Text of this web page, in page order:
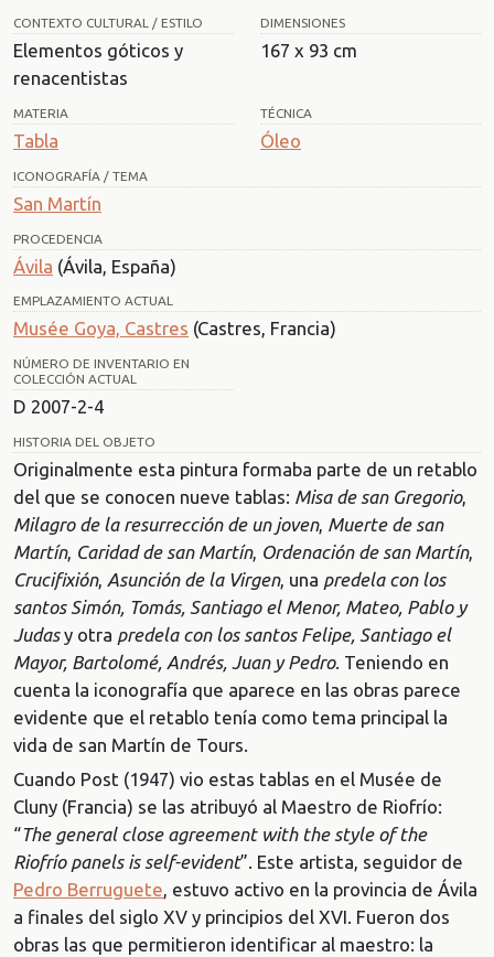
CONTEXTO CULTURAL / ESTILO
Elementos góticos y
renacentistas
DIMENSIONES
167 x 93 cm
MATERIA
Tabla
TÉCNICA
Óleo
ICONOGRAFÍA / TEMA
San Martín
PROCEDENCIA
Ávila (Ávila, España)
EMPLAZAMIENTO ACTUAL
Musée Goya, Castres (Castres, Francia)
NÚMERO DE INVENTARIO EN
COLECCIÓN ACTUAL
D 2007-2-4
HISTORIA DEL OBJETO
Originalmente esta pintura formaba parte de un retablo
del que se conocen nueve tablas: Misa de san Gregorio,
Milagro de la resurrección de un joven, Muerte de san
Martín, Caridad de san Martín, Ordenación de san Martín,
Crucifixión, Asunción de la Virgen, una predela con los
santos Simón, Tomás, Santiago el Menor, Mateo, Pablo y
Judasy otra predela con los santos Felipe, Santiago el
Mayor, Bartolomé, Andrés, Juan y Pedro. Teniendo en
cuenta la iconografía que aparece en las obras parece
evidente que el retablo tenía como tema principal la
vida de san Martín de Tours.
Cuando Post (1947) vio estas tablas en el Musée de
Cluny (Francia) se las atribuyó al Maestro de Riofrío:
“The general close agreement with the style of the
Riofrío panels is self-evident”. Este artista, seguidor de
Pedro Berruguete, estuvo activo en la provincia de Ávila
a finales del siglo XV y principios del XVI. Fueron dos
obras las que permitieron identificar al maestro: la